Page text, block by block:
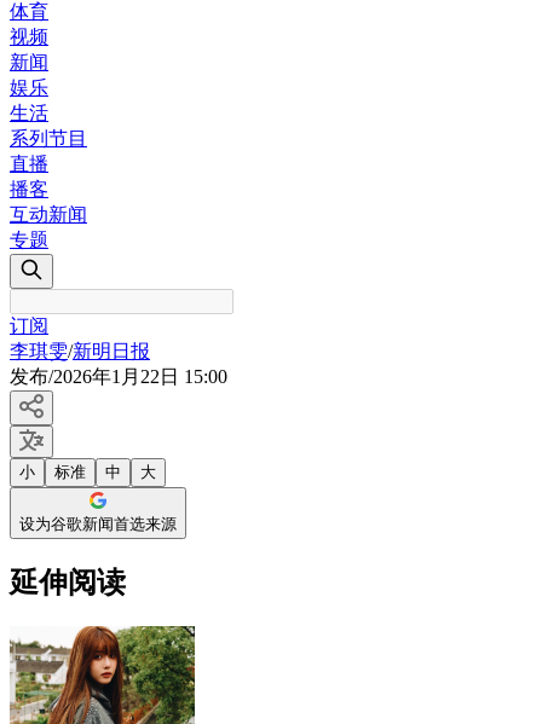
体育
视频
新闻
娱乐
生活
系列节目
直播
播客
互动新闻
专题
订阅
李琪雯/新明日报
发布/2026年1月22日 15:00
小 标准 中 大
设为谷歌新闻首选来源
延伸阅读